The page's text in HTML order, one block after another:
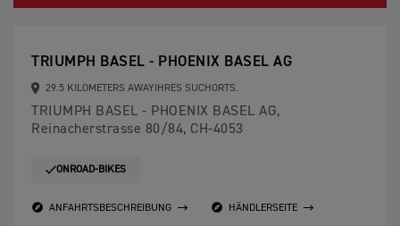
TRIUMPH BASEL - PHOENIX BASEL AG
29.5 KILOMETERS AWAYIHRES SUCHORTS.
TRIUMPH BASEL - PHOENIX BASEL AG,
Reinacherstrasse 80/84, CH-4053
ONROAD-BIKES
ANFAHRTSBESCHREIBUNG HÄNDLERSEITE